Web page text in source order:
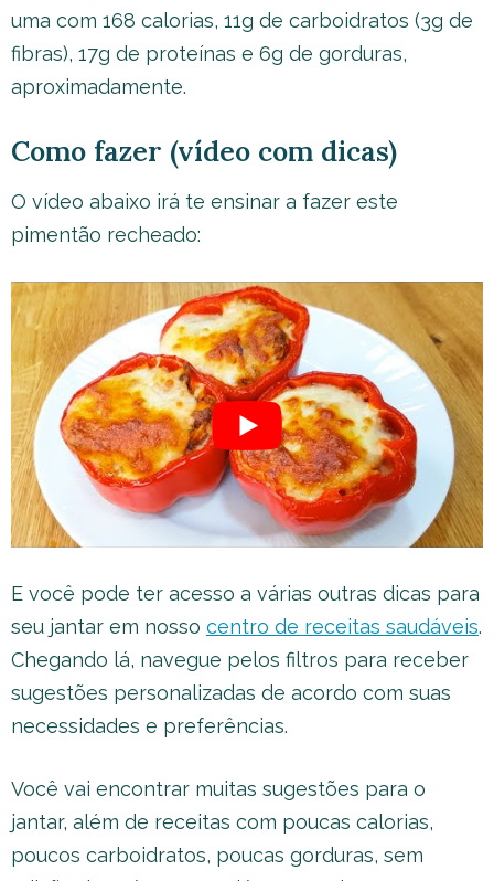
uma com 168 calorias, 11g de carboidratos (3g de
fibras), 17g de proteínas e 6g de gorduras,
aproximadamente.
Como fazer (vídeo com dicas)
O vídeo abaixo irá te ensinar a fazer este
pimentão recheado:
E você pode ter acesso a várias outras dicas para
seu jantar em nosso centro de receitas saudáveis.
Chegando lá, navegue pelos filtros para receber
sugestões personalizadas de acordo com suas
necessidades e preferências.
Você vai encontrar muitas sugestões para o
jantar, além de receitas com poucas calorias,
poucos carboidratos, poucas gorduras, sem